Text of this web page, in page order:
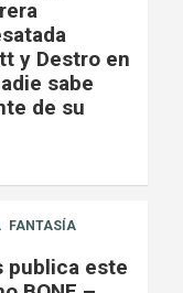
y Destro en
sabe
de su
FANTASÍA
publica este